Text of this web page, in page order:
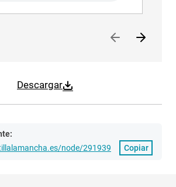
Descargar
node/291939
Copiar